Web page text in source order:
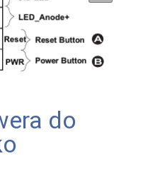
do